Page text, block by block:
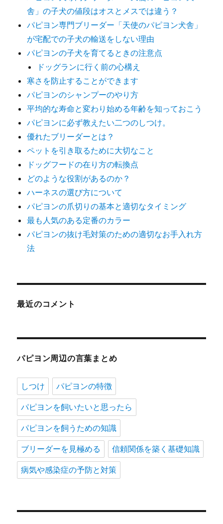
舎」の子犬の値段はオスとメスでは違う？
パピヨン専門ブリーダー「天使のパピヨン犬舎」
が宅配での子犬の輸送をしない理由
パピヨンの子犬を育てるときの注意点
ドッグランに行く前の心構え
寒さを防止することができます
パピヨンのシャンプーのやり方
平均的な寿命と変わり始める年齢を知っておこう
パピヨンに必ず教えたい二つのしつけ。
優れたブリーダーとは？
ペットを引き取るために大切なこと
ドッグフードの在り方の転換点
どのような役割があるのか？
ハーネスの選び方について
パピヨンの爪切りの基本と適切なタイミング
最も人気のある定番のカラー
パピヨンの抜け毛対策のための適切なお手入れ方
法
最近のコメント
パピヨン周辺の言葉まとめ
しつけ パピヨンの特徴
パピヨンを飼いたいと思ったら
パピヨンを飼うための知識
ブリーダーを見極める 信頼関係を築く基礎知識
病気や感染症の予防と対策